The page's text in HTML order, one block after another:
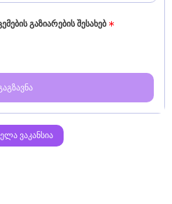
გაზიარების შესახებ
ვაკანსია